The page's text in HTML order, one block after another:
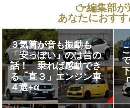
編集部が
あなたにおす
３気筒が音も振動も
「安っぽい」のは昔の
話！ 乗れば感動でき
る「直３」エンジン車
４選+α